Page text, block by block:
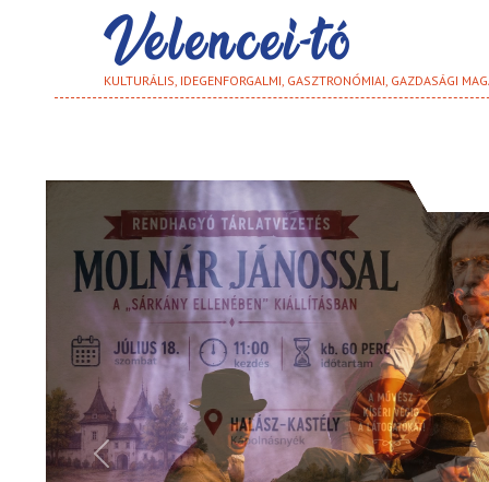
KULTURÁLIS, IDEGENFORGALMI, GASZTRONÓMIAI, GAZDASÁGI
Previous